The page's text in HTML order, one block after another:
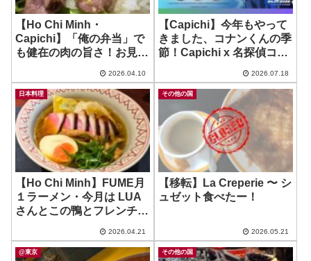
【Ho Chi Minh・
Capichi】「俺の弁当」で
も健在の肉の旨さ！お見
2026.04.10
【Capichi】今年もやって
きました、コナンくんの季
節！Capichi x 名探偵コナ
年もコンプリートするわ
よ！
2026.07.18
日本料理
【Ho Chi Minh】FUME月
１ラーメン・今月は LUA
さんとこの鴨とフレンチ・
FUME Ramen
2026.04.21
その他の国
【移転】La Creperie 〜 シ
ュゼット食べたー！
2026.05.21
@東京 その他の国